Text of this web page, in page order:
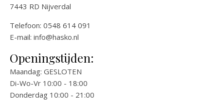
7443 RD Nijverdal
Telefoon: 0548 614 091
E-mail: info@hasko.nl
Openingstijden:
Maandag: GESLOTEN
Di-Wo-Vr 10:00 - 18:00
Donderdag 10:00 - 21:00